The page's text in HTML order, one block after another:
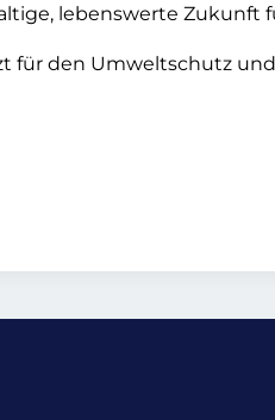
lebenswerte Zukunft
für den Umweltschutz